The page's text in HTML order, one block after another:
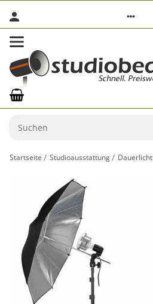
Startseite Studioausstattung Dauerlicht